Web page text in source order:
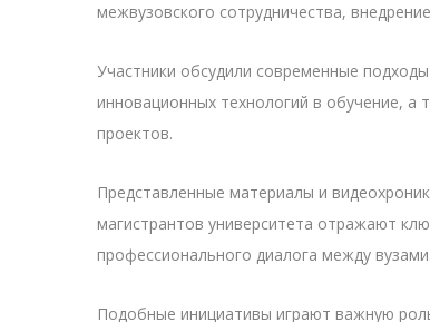
межвузовского сотрудничества,
Участники обсудили современные
инновационных технологий в обучение, а
проектов.
Представленные материалы и
магистрантов университета отражают
профессионального диалога между вузами.
Подобные инициативы играют важную